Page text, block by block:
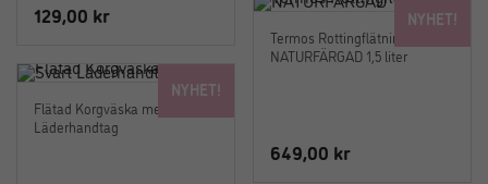
129,00 kr NYHET!
Termos Rottingflätning
NATURFÄRGAD 1,5 liter
649,00 kr
NYHET!
Flätad Korgväska med Svart
Läderhandtag